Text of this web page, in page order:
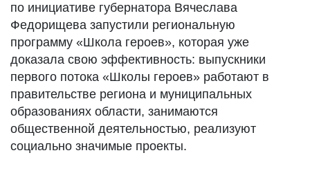
по инициативе губернатора Вячеслава
Федорищева запустили региональную
программу «Школа героев», которая уже
доказала свою эффективность: выпускники
первого потока «Школы героев» работают в
правительстве региона и муниципальных
образованиях области, занимаются
общественной деятельностью, реализуют
социально значимые проекты.